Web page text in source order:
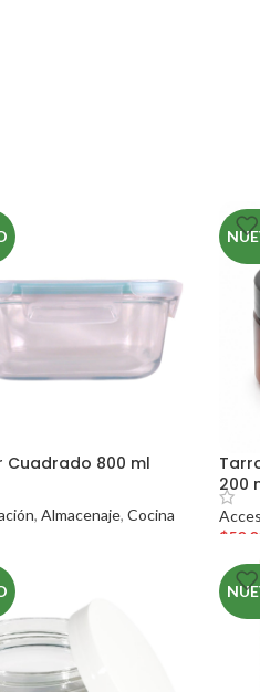
Cuadrado 800 ml
,Almacenaje,Cocina
200
$